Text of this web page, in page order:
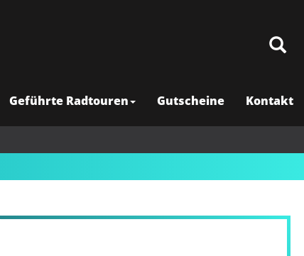
Geführte Radtouren Gutscheine Kontakt